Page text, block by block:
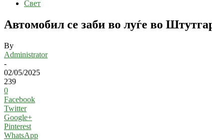
Свет
Автомобил се заби во луѓе во
By
Administrator
-
02/05/2025
239
0
Facebook
Twitter
Google+
Pinterest
WhatsApp